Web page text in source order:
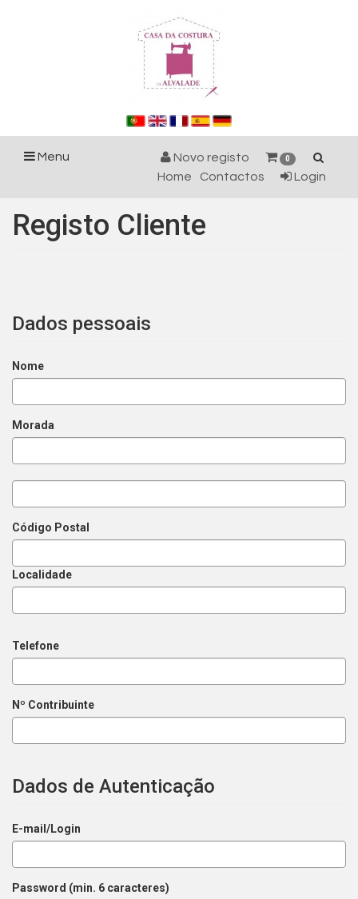
Menu 0
Novo registo
Login
Contactos
Home
Registo Cliente
Dados pessoais
Nome
Morada
Código Postal
Localidade
Telefone
Nº Contribuinte
Dados de Autenticação
E-mail/Login
Password (min. 6 caracteres)